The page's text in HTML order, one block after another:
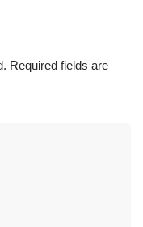
Required fields are